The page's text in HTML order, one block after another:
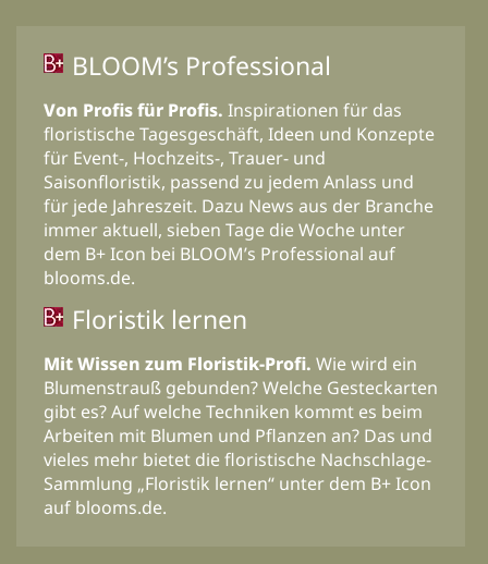
BLOOM’s Professional
Von Profis für Profis. Inspirationen für das
floristische Tagesgeschäft, Ideen und Konzepte
für Event-, Hochzeits-, Trauer- und
Saisonfloristik, passend zu jedem Anlass und
für jede Jahreszeit. Dazu News aus der Branche
immer aktuell, sieben Tage die Woche unter
dem B+ Icon bei BLOOM’s Professional auf
blooms.de.
Floristik lernen
Mit Wissen zum Floristik-Profi. Wie wird ein
Blumenstrauß gebunden? Welche Gesteckarten
gibt es? Auf welche Techniken kommt es beim
Arbeiten mit Blumen und Pflanzen an? Das und
vieles mehr bietet die floristische Nachschlage-
Sammlung „Floristik lernen“ unter dem B+ Icon
auf blooms.de.